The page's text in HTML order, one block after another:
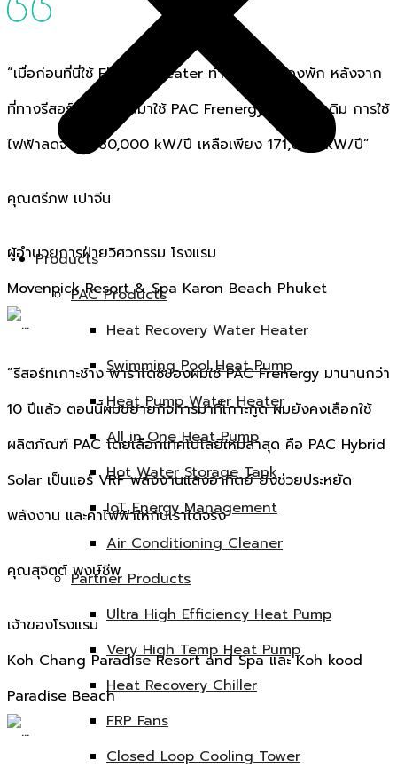
Products
PAC Products
Heat Recovery Water Heater
Swimming Pool Heat Pump
Heat Pump Water Heater
All in One Heat Pump
Hot Water Storage Tank
IoT Energy Management
Air Conditioning Cleaner
Partner Products
Ultra High Efficiency Heat Pump
Very High Temp Heat Pump
Heat Recovery Chiller
FRP Fans
Closed Loop Cooling Tower
“เมื่อก่อนที่นี่ใช้ Electric Heater ทำน้ำร้อนในห้องพัก หลังจาก
ที่ทางรีสอร์ทได้เปลี่ยนมาใช้ PAC Frenergy แทนระบบเดิม การใช้
ไฟฟ้าลดจาด 880,000 kW/ปี เหลือเพียง 171,000 kW/ปี”
คุณตรีภพ เปาจีน
ผู้อำนวยการฝ่ายวิศวกรรม โรงแรม
Movenpick Resort & Spa Karon Beach Phuket
“รีสอร์ทเกาะช้าง พาราไดซ์ของผมใช้ PAC Frenergy มานานกว่า
10 ปีแล้ว ตอนนี้ผมขยายกิจการมาที่เกาะกูด ผมยังคงเลือกใช้
ผลิตภัณฑ์ PAC โดยเลือกเทคโนโลยีใหม่ล่าสุด คือ PAC Hybrid
Solar เป็นแอร์ VRF พลังงานแสงอาทิตย์ ยิ่งช่วยประหยัด
พลังงาน และค่าไฟฟ้าให้กับเราได้จริง”
คุณสุจิตต์ พงษ์ชีพ
เจ้าของโรงแรม
Koh Chang Paradise Resort and Spa และ Koh kood
Paradise Beach